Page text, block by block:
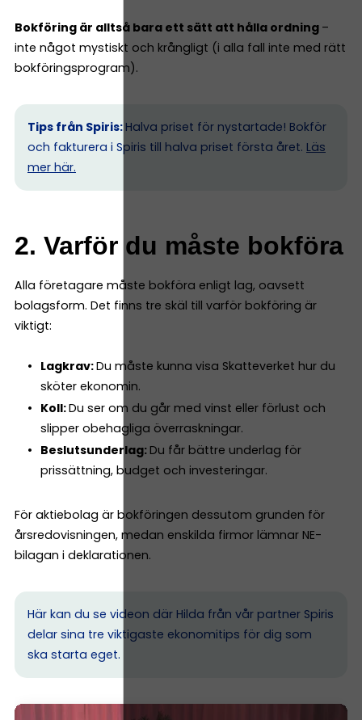
Bokföring är alltså bara ett sätt att hålla ordning –
inte något mystiskt och krångligt (i alla fall inte med rätt
bokföringsprogram).
Tips från Spiris: Halva priset för nystartade! Bokför
och fakturera i Spiris till halva priset första året. Läs
mer här.
2. Varför du måste bokföra
Alla företagare måste bokföra enligt lag, oavsett
bolagsform. Det finns tre skäl till varför bokföring är
viktigt:
Lagkrav:Du måste kunna visa Skatteverket hur du
sköter ekonomin.
Koll:Du ser om du går med vinst eller förlust och
slipper obehagliga överraskningar.
Beslutsunderlag: Du får bättre underlag för
prissättning, budget och investeringar.
För aktiebolag är bokföringen dessutom grunden för
årsredovisningen, medan enskilda firmor lämnar NE-
bilagan i deklarationen.
Här kan du se videon där Hilda från vår partner Spiris
delar sina tre viktigaste ekonomitips för dig som
ska starta eget.